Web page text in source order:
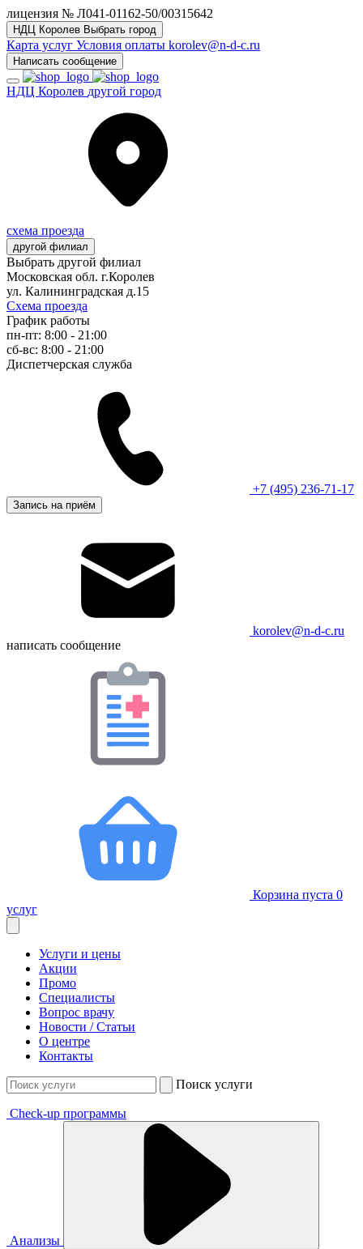
лицензия № Л041-01162-50/00315642
НДЦ Королев Выбрать город
Карта услуг Условия оплаты korolev@n-d-c.ru
Написать сообщение
НДЦ Королев другой город
схема проезда
другой филиал
Выбрать другой филиал
Московская обл. г.Королев
ул. Калининградская д.15
Схема проезда
График работы
пн-пт: 8:00 - 21:00
сб-вс: 8:00 - 21:00
Диспетчерская служба
+7 (495) 236-71-17
Запись на приём
korolev@n-d-c.ru
написать сообщение
Корзина пуста 0
услуг
Услуги и цены
Акции
Промо
Специалисты
Вопрос врачу
Новости / Статьи
О центре
Контакты
Поиск услуги
Check-up программы
Анализы